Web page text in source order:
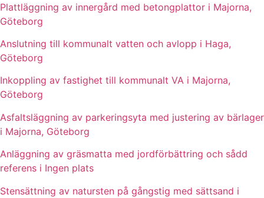
Plattläggning av innergård med betongplattor i Majorna,
Göteborg
Anslutning till kommunalt vatten och avlopp i Haga,
Göteborg
Inkoppling av fastighet till kommunalt VA i Majorna,
Göteborg
Asfaltsläggning av parkeringsyta med justering av bärlager
i Majorna, Göteborg
Anläggning av gräsmatta med jordförbättring och sådd
referens i Ingen plats
Stensättning av natursten på gångstig med sättsand i